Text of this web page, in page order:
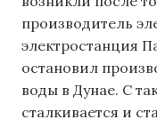
производитель
электростанция
остановил
воды в Дунае. С
сталкивается и